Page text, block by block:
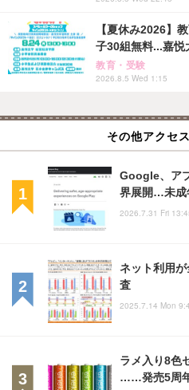
【夏休み2026】
子30組無料...嘉悦
教育・受験
2026.8.5 Wed 1:15
その他アクセ
Google、ア
界展開…未成
2026.7.31 Fri
ネット利用
査
2025.7.14 Mon
ラメ入り8色
……発売5周